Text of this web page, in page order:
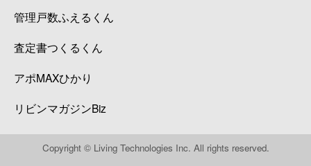
管理戸数ふえるくん
査定書つくるくん
アポMAXひかり
リビンマガジンBiz
Copyright © Living Technologies Inc. All rights reserved.